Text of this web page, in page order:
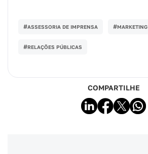
#ASSESSORIA DE IMPRENSA #MARKETING
#RELAÇÕES PÚBLICAS
COMPARTILHE